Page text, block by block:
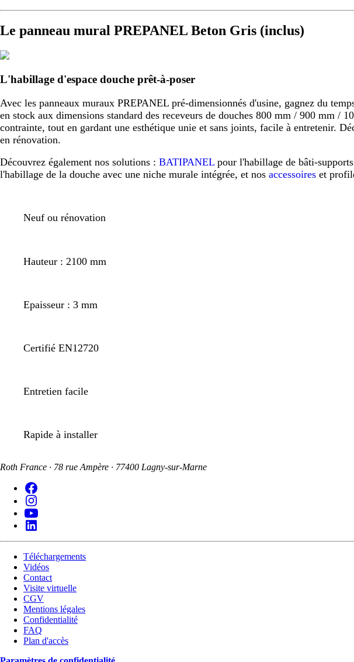
Le panneau mural PREPANEL Beton Gris (inclus)
L'habillage d'espace douche prêt-à-poser
Avec les panneaux muraux PREPANEL pré-dimensionnés d'usine, gagnez du
en stock aux dimensions standard des receveurs de douches 800 mm / 900 mm /
contrainte, tout en gardant une esthétique unie et sans joints, facile à entretenir.
en rénovation.
Découvrez également nos solutions : BATIPANEL pour l'habillage de bâti-
l'habillage de la douche avec une niche murale intégrée, et nos accessoires et
Neuf ou rénovation
Hauteur : 2100 mm
Epaisseur : 3 mm
Certifié EN12720
Entretien facile
Rapide à installer
Roth France · 78 rue Ampère · 77400 Lagny-sur-Marne
Téléchargements
Vidéos
Contact
Visite virtuelle
CGV
Mentions légales
Confidentialité
FAQ
Plan d'accès